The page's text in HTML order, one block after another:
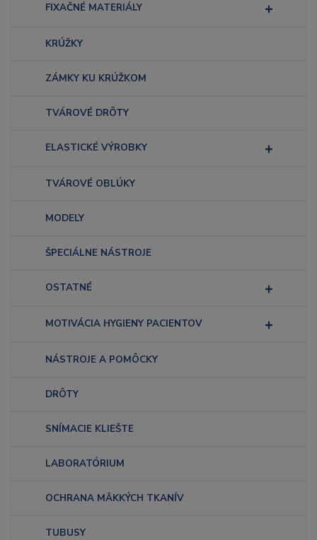
FIXAČNÉ MATERIÁLY
KRÚŽKY
ZÁMKY KU KRÚŽKOM
TVÁROVÉ DRÔTY
ELASTICKÉ VÝROBKY
TVÁROVÉ OBLÚKY
MODELY
ŠPECIÁLNE NÁSTROJE
OSTATNÉ
MOTIVÁCIA HYGIENY PACIENTOV
NÁSTROJE A POMÔCKY
DRÔTY
SNÍMACIE KLIEŠTE
LABORATÓRIUM
OCHRANA MÄKKÝCH TKANÍV
TUBUSY